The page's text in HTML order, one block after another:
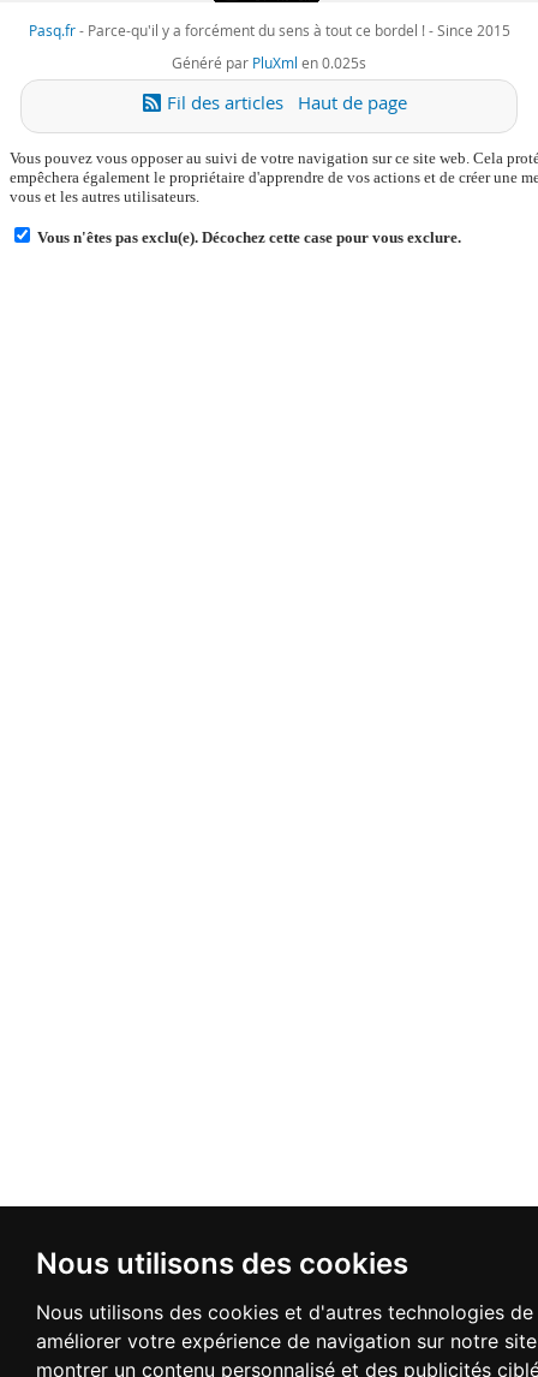
Nous utilisons des cookies
Nous utilisons des cookies et d'autres technologies
améliorer votre expérience de navigation sur notre
montrer un contenu personnalisé et des publicités
Pasq.fr- Parce-qu'il y a forcément du sens à tout ce bordel ! - Since 2015
Généré par PluXml en 0.025s
Fil des articles Haut de page